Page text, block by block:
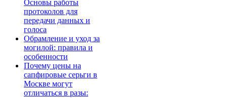
Основы работы
протоколов для
передачи данных и
голоса
Обрамление и уход за
могилой: правила и
особенности
Почему цены на
сапфировые серьги в
Москве могут
отличаться в разы: